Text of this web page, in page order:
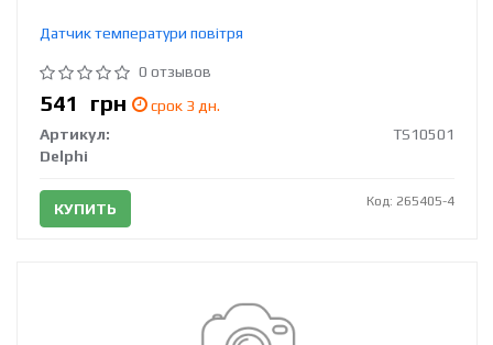
Датчик температури повітря
0 отзывов
541 грн
срок 3 дн.
Артикул:
TS10501
Delphi
КУПИТЬ Код: 265405-4